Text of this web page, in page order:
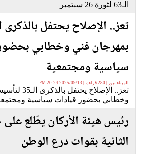
الـ63 لثورة 26 سبتمبر
بمهرجان فني وخطابي
سياسية ومجتمعية
الميناء نيوز | 280 قراءة | 2025/09/13 20:24 PM
تعز.. الإصلاح
وخطابي بحضور قيادات سياسية
رئيس هيئة الأركان يطّلع على
الثانية بقوات درع الوطن